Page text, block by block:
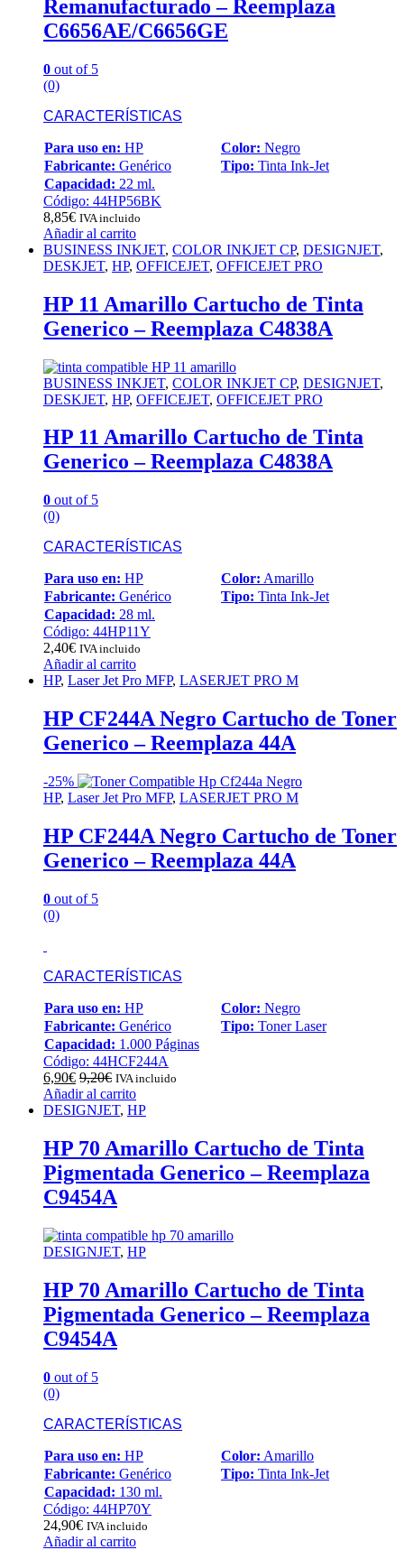
Remanufacturado – Reemplaza
C6656AE/C6656GE
0 out of 5
(0)
CARACTERÍSTICAS
Para uso en: HP Color: Negro
Fabricante: Genérico Tipo: Tinta Ink-Jet
Capacidad: 22 ml.
Código: 44HP56BK
8,85€ IVA incluido
Añadir al carrito
BUSINESS INKJET, COLOR INKJET CP, DESIGNJET,
DESKJET, HP, OFFICEJET, OFFICEJET PRO
HP 11 Amarillo Cartucho de Tinta
Generico – Reemplaza C4838A
BUSINESS INKJET, COLOR INKJET CP, DESIGNJET,
DESKJET, HP, OFFICEJET, OFFICEJET PRO
HP 11 Amarillo Cartucho de Tinta
Generico – Reemplaza C4838A
0 out of 5
(0)
CARACTERÍSTICAS
Para uso en: HP Color: Amarillo
Fabricante: Genérico Tipo: Tinta Ink-Jet
Capacidad: 28 ml.
Código: 44HP11Y
2,40€ IVA incluido
Añadir al carrito
HP, Laser Jet Pro MFP, LASERJET PRO M
HP CF244A Negro Cartucho de Toner
Generico – Reemplaza 44A
-25%
HP, Laser Jet Pro MFP, LASERJET PRO M
HP CF244A Negro Cartucho de Toner
Generico – Reemplaza 44A
0 out of 5
(0)
CARACTERÍSTICAS
Para uso en: HP Color: Negro
Fabricante: Genérico Tipo: Toner Laser
Capacidad: 1.000 Páginas
Código: 44HCF244A
6,90€ 9,20€ IVA incluido
Añadir al carrito
DESIGNJET, HP
HP 70 Amarillo Cartucho de Tinta
Pigmentada Generico – Reemplaza
C9454A
DESIGNJET, HP
HP 70 Amarillo Cartucho de Tinta
Pigmentada Generico – Reemplaza
C9454A
0 out of 5
(0)
CARACTERÍSTICAS
Para uso en: HP Color: Amarillo
Fabricante: Genérico Tipo: Tinta Ink-Jet
Capacidad: 130 ml.
Código: 44HP70Y
24,90€ IVA incluido
Añadir al carrito